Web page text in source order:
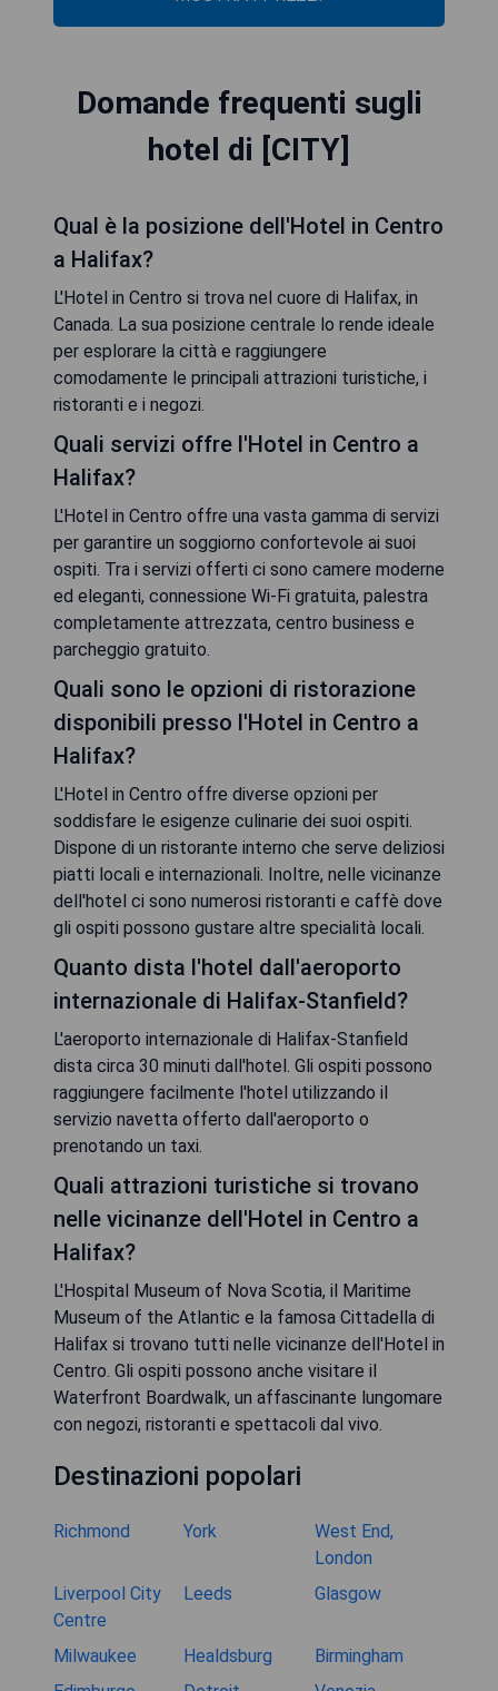
Domande frequenti sugli
hotel di [CITY]
Qual è la posizione dell'Hotel in Centro
a Halifax?
L'Hotel in Centro si trova nel cuore di Halifax, in
Canada. La sua posizione centrale lo rende ideale
per esplorare la città e raggiungere
comodamente le principali attrazioni turistiche, i
ristoranti e i negozi.
Quali servizi offre l'Hotel in Centro a
Halifax?
L'Hotel in Centro offre una vasta gamma di servizi
per garantire un soggiorno confortevole ai suoi
ospiti. Tra i servizi offerti ci sono camere moderne
ed eleganti, connessione Wi-Fi gratuita, palestra
completamente attrezzata, centro business e
parcheggio gratuito.
Quali sono le opzioni di ristorazione
disponibili presso l'Hotel in Centro a
Halifax?
L'Hotel in Centro offre diverse opzioni per
soddisfare le esigenze culinarie dei suoi ospiti.
Dispone di un ristorante interno che serve deliziosi
piatti locali e internazionali. Inoltre, nelle vicinanze
dell'hotel ci sono numerosi ristoranti e caffè dove
gli ospiti possono gustare altre specialità locali.
Quanto dista l'hotel dall'aeroporto
internazionale di Halifax-Stanfield?
L'aeroporto internazionale di Halifax-Stanfield
dista circa 30 minuti dall'hotel. Gli ospiti possono
raggiungere facilmente l'hotel utilizzando il
servizio navetta offerto dall'aeroporto o
prenotando un taxi.
Quali attrazioni turistiche si trovano
nelle vicinanze dell'Hotel in Centro a
Halifax?
L'Hospital Museum of Nova Scotia, il Maritime
Museum of the Atlantic e la famosa Cittadella di
Halifax si trovano tutti nelle vicinanze dell'Hotel in
Centro. Gli ospiti possono anche visitare il
Waterfront Boardwalk, un affascinante lungomare
con negozi, ristoranti e spettacoli dal vivo.
Destinazioni popolari
Richmond York
West End,
London
Liverpool City
Centre
Leeds Glasgow
Milwaukee Healdsburg
Birmingham